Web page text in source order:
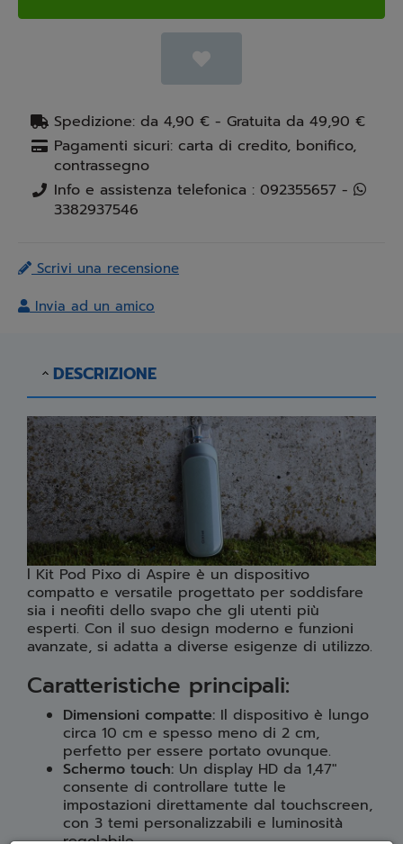
Spedizione: da 4,90 € - Gratuita da 49,90 €
Pagamenti sicuri: carta di credito, bonifico,
contrassegno
Info e assistenza telefonica : 092355657 -
3382937546
Scrivi una recensione
Invia ad un amico
DESCRIZIONE
l Kit Pod Pixo di Aspire è un dispositivo
compatto e versatile progettato per soddisfare
sia i neofiti dello svapo che gli utenti più
esperti. Con il suo design moderno e funzioni
avanzate, si adatta a diverse esigenze di utilizzo.
Caratteristiche principali:
Dimensioni compatte: Il dispositivo è lungo
circa 10 cm e spesso meno di 2 cm,
perfetto per essere portato ovunque.
Schermo touch: Un display HD da 1,47"
consente di controllare tutte le
impostazioni direttamente dal touchscreen,
con 3 temi personalizzabili e luminosità